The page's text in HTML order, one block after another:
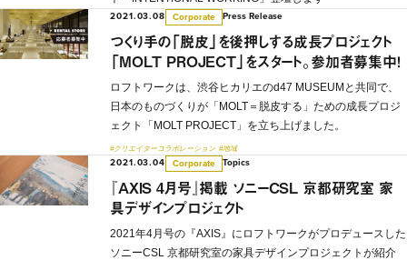
2021.03.08 Corporate Press Release
つくり手の「脱皮」を後押しする成長プロジェクト
「MOLT PROJECT」をスタート。参加者募集中！
ロフトワークは、渋谷ヒカリエのd47 MUSEUMと共同で、
日本のものづくりが「MOLT＝脱皮する」ための成長プロジ
ェクト「MOLT PROJECT」を立ち上げました。
#クリエイターコラボレーション #地域
2021.03.04 Corporate Topics
『AXIS 4月号』掲載 ソニーCSL 京都研究室 家
具デザインプロジェクト
2021年4月号の『AXIS』にロフトワークがプロデュースした
ソニーCSL 京都研究室の家具デザインプロジェクトが紹介